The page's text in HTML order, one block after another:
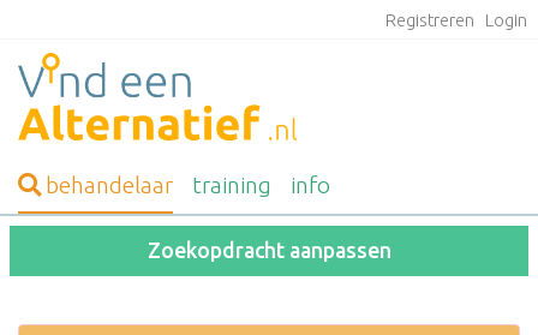
Registreren Login
behandelaar training info
Zoekopdracht aanpassen